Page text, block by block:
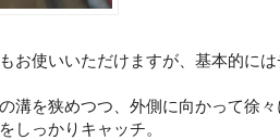
お使いいただけますが、基本的に
溝を狭めつつ、外側に向かって徐
しっかりキャッチ。